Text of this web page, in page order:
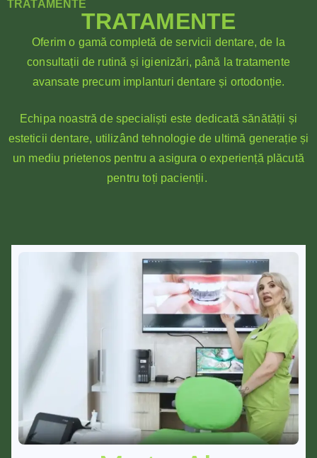
TRATAMENTE
TRATAMENTE
Oferim o gamă completă de servicii dentare, de la
consultații de rutină și igienizări, până la tratamente
avansate precum implanturi dentare și ortodonție.
Echipa noastră de specialiști este dedicată sănătății și
esteticii dentare, utilizând tehnologie de ultimă generație și
un mediu prietenos pentru a asigura o experiență plăcută
pentru toți pacienții.